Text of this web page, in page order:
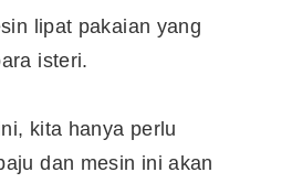
lipat pakaian yang
isteri.
kita hanya perlu
dan mesin ini akan